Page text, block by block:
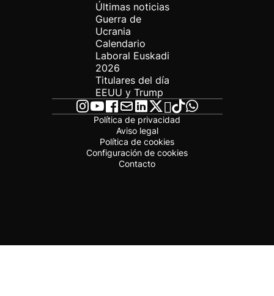
Últimas noticias
Guerra de
Ucrania
Calendario
Laboral Euskadi
2026
Titulares del día
EEUU y Trump
Política de privacidad
Aviso legal
Política de cookies
Configuración de cookies
Contacto